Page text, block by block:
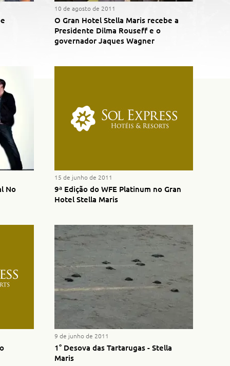
10 de agosto de 2011
O Gran Hotel Stella Maris recebe a
Presidente Dilma Rouseff e o
governador Jaques Wagner
No
15 de junho de 2011
9ª Edição do WFE Platinum no Gran
Hotel Stella Maris
9 de junho de 2011
1° Desova das Tartarugas - Stella
Maris